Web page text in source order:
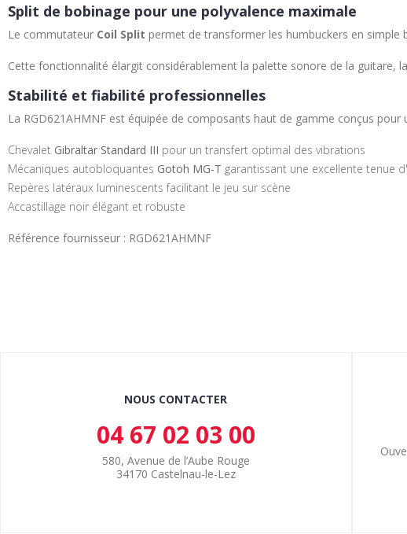
Split de bobinage pour une polyvalence maximale
Le commutateur Coil Split permet de transformer les humbuckers en simple
Cette fonctionnalité élargit considérablement la palette sonore de la guitare,
Stabilité et fiabilité professionnelles
La RGD621AHMNF est équipée de composants haut de gamme conçus pour
Chevalet Gibraltar Standard III pour un transfert optimal des vibrations
Mécaniques autobloquantes Gotoh MG-T garantissant une excellente tenue
Repères latéraux luminescents facilitant le jeu sur scène
Accastillage noir élégant et robuste
Référence fournisseur : RGD621AHMNF
NOUS CONTACTER
04 67 02 03 00
580, Avenue de l’Aube Rouge
34170 Castelnau-le-Lez